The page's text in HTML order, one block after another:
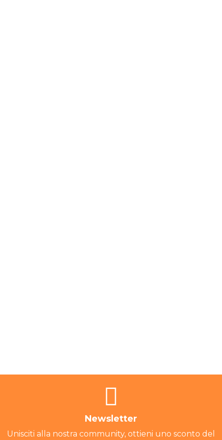
Newsletter
Unisciti alla nostra community, ottieni uno sconto del